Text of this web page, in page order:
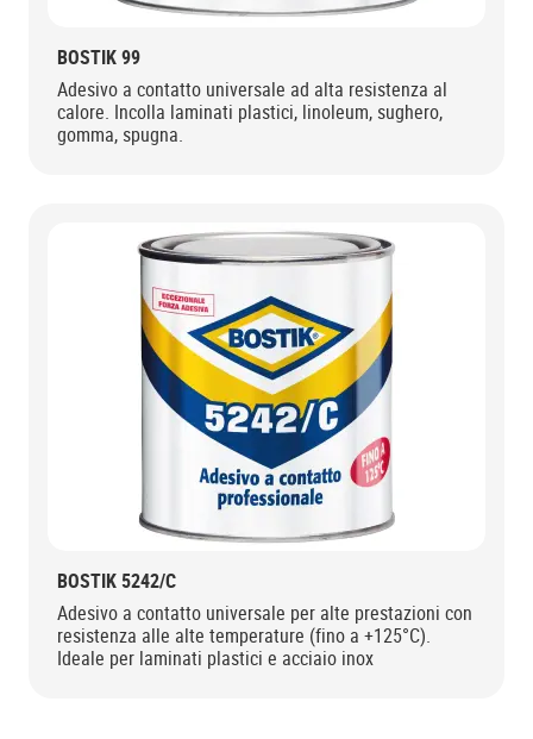
BOSTIK 99
Adesivo a contatto universale ad alta resistenza al
calore. Incolla laminati plastici, linoleum, sughero,
gomma, spugna.
BOSTIK 5242/C
Adesivo a contatto universale per alte prestazioni con
resistenza alle alte temperature (fino a +125°C).
Ideale per laminati plastici e acciaio inox